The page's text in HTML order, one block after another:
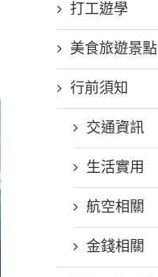
打工遊學
美食旅遊景點
行前須知
交通資訊
生活實用
航空相關
金錢相關